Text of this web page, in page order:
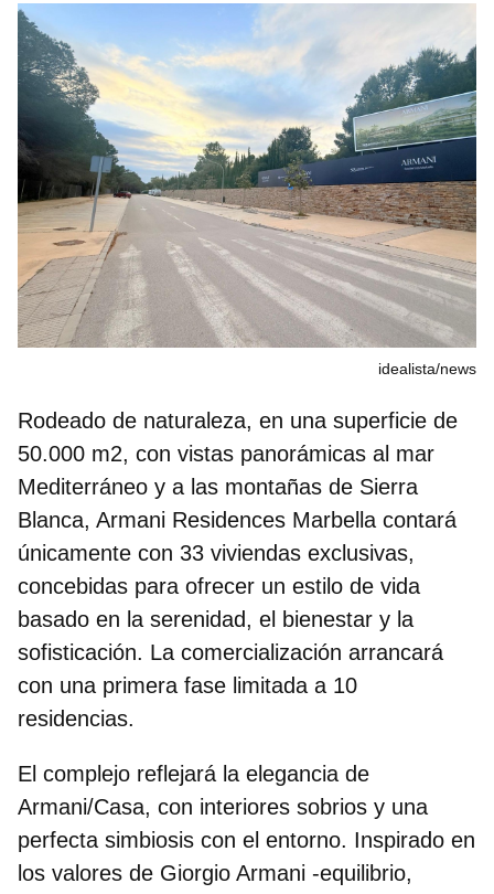
idealista/news
Rodeado de naturaleza, en una superficie de
50.000 m2, con vistas panorámicas al mar
Mediterráneo y a las montañas de Sierra
Blanca, Armani Residences Marbella contará
únicamente con 33 viviendas exclusivas,
concebidas para ofrecer un estilo de vida
basado en la serenidad, el bienestar y la
sofisticación. La comercialización arrancará
con una primera fase limitada a 10
residencias.
El complejo reflejará la elegancia de
Armani/Casa, con interiores sobrios y una
perfecta simbiosis con el entorno. Inspirado en
los valores de Giorgio Armani -equilibrio,